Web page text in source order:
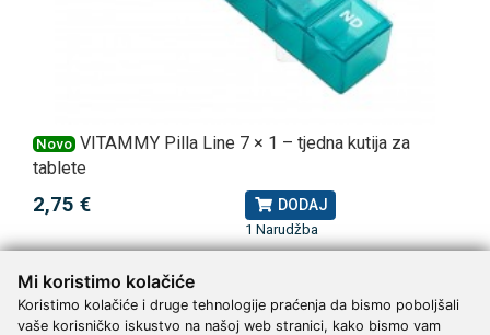
Mi koristimo kolačiće
Koristimo kolačiće i druge tehnologije praćenja da bismo poboljšali
vaše korisničko iskustvo na našoj web stranici, kako bismo vam
Novo VITAMMY Pilla Line 7 × 1 – tjedna kutija za
tablete
2,75 € DODAJ
1 Narudžba